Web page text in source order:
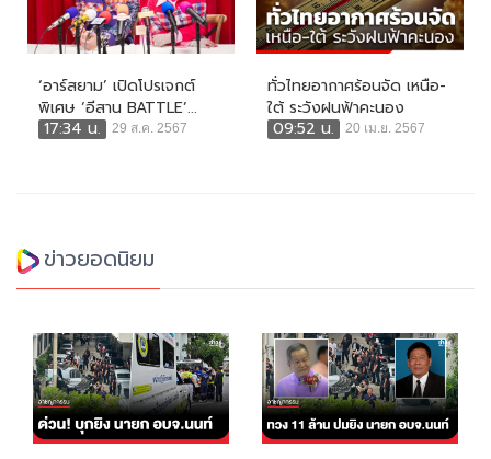
‘อาร์สยาม’ เปิดโปรเจกต์
พิเศษ ‘อีสาน BATTLE’...
17:34 น.
29 ส.ค. 2567
ทั่วไทยอากาศร้อนจัด เหนือ-
ใต้ ระวังฝนฟ้าคะนอง
09:52 น.
20 เม.ย. 2567
ข่าวยอดนิยม